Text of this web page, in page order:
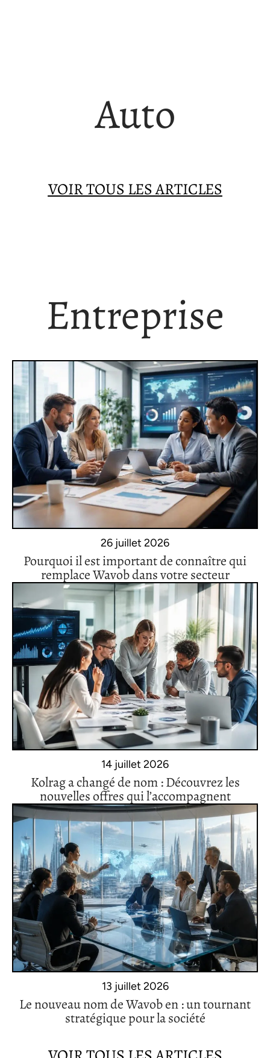
Auto
VOIR TOUS LES ARTICLES
Entreprise
26 juillet 2026
Pourquoi il est important de connaître qui
remplace Wavob dans votre secteur
14 juillet 2026
Kolrag a changé de nom : Découvrez les
nouvelles offres qui l’accompagnent
13 juillet 2026
Le nouveau nom de Wavob en : un tournant
stratégique pour la société